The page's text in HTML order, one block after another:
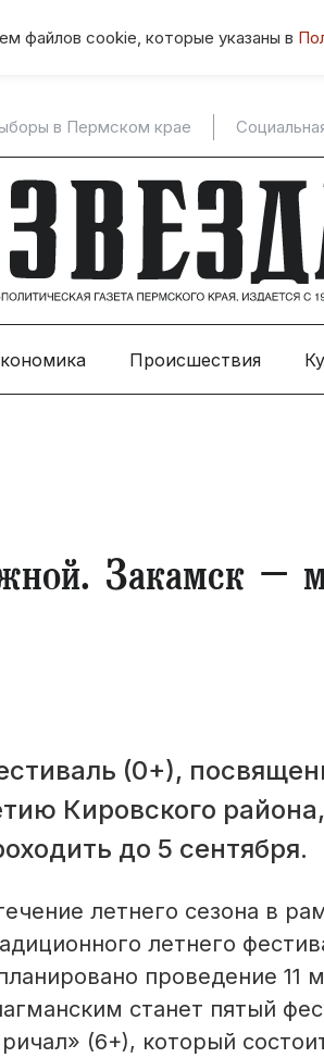
файлов cookie, которые указаны в
в Пермском крае
Происшествия
Закамск –
(0+),
Кировского
до 5 сентября.
летнего сезона в
летнего
проведение 11
станет пятый
(6+), который